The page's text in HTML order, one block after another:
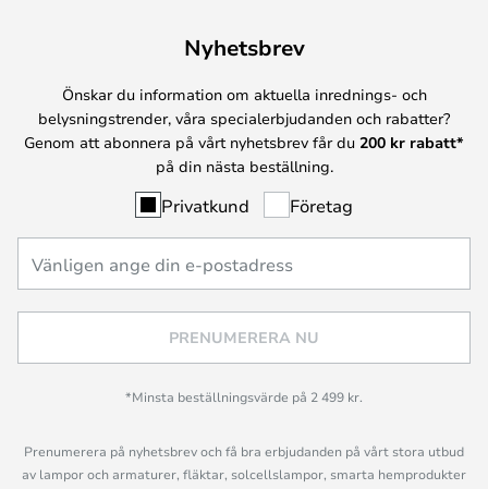
Nyhetsbrev
Önskar du information om aktuella inrednings- och
belysningstrender, våra specialerbjudanden och rabatter?
Genom att abonnera på vårt nyhetsbrev får du 200 kr rabatt*
på din nästa beställning.
Privatkund Företag
PRENUMERERA NU
*Minsta beställningsvärde på 2 499 kr.
Prenumerera på nyhetsbrev och få bra erbjudanden på vårt stora utbud
av lampor och armaturer, fläktar, solcellslampor, smarta hemprodukter